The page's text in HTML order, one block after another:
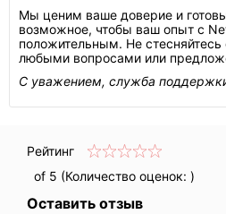
Мы ценим ваше доверие и
возможное, чтобы ваш опыт с
положительным. Не
любыми вопросами или
С уважением, служба
Рейтинг
of 5 (Количество оценок: )
Оставить отзыв